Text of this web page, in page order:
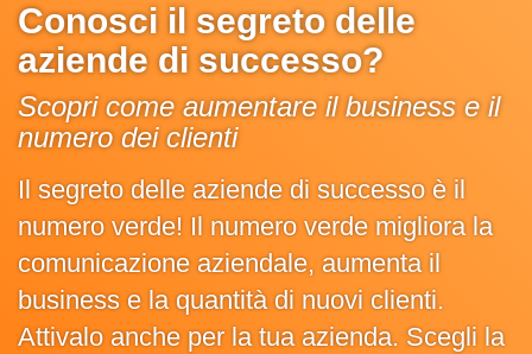
Conosci il segreto delle
aziende di successo?
Scopri come aumentare il business e il
numero dei clienti
Il segreto delle aziende di successo è il
numero verde! Il numero verde migliora la
comunicazione aziendale, aumenta il
business e la quantità di nuovi clienti.
Attivalo anche per la tua azienda. Scegli la